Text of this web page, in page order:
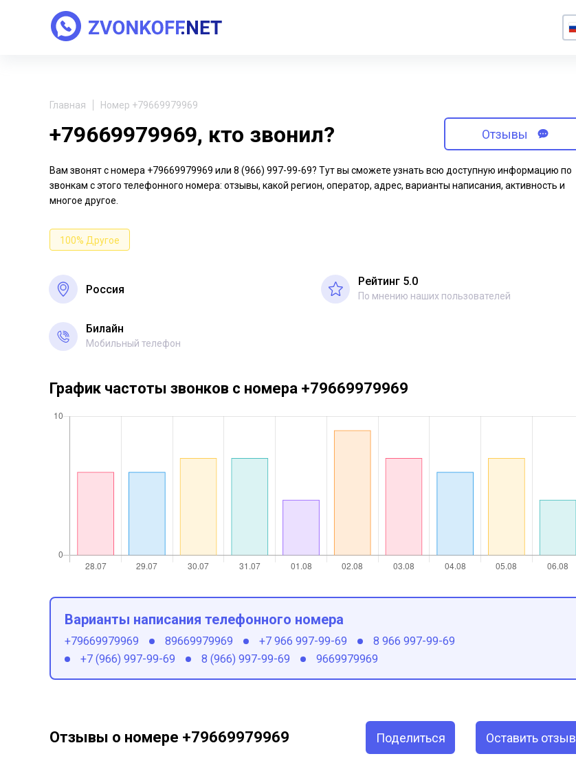
Главная Номер +79669979969
+79669979969, кто звонил? Отзывы
Вам звонят с номера +79669979969 или 8 (966) 997-99-69? Тут вы сможете узнать всю доступную информацию по
звонкам с этого телефонного номера: отзывы, какой регион, оператор, адрес, варианты написания, активность и
многое другое.
100% Другое
Россия
Рейтинг 5.0
По мнению наших пользователей
Билайн
Мобильный телефон
График частоты звонков с номера +79669979969
Варианты написания телефонного номера
+79669979969 89669979969 +7 966 997-99-69
8 966 997-99-69
+7 (966) 997-99-69
8 (966) 997-99-69 9669979969
Отзывы о номере +79669979969 Поделиться Оставить отзыв